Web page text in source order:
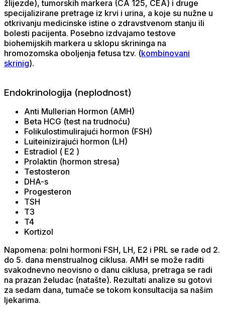
žlijezde), tumorskih markera (CA 125, CEA) i druge
specijalizirane pretrage iz krvi i urina, a koje su nužne u
otkrivanju medicinske istine o zdravstvenom stanju ili
bolesti pacijenta. Posebno izdvajamo testove
biohemijskih markera u sklopu skrininga na
hromozomska oboljenja fetusa tzv. (kombinovani
skrinig).
Endokrinologija (neplodnost)
Anti Mullerian Hormon (AMH)
Beta HCG (test na trudnoću)
Folikulostimulirajući hormon (FSH)
Luiteinizirajući hormon (LH)
Estradiol ( E2 )
Prolaktin (hormon stresa)
Testosteron
DHA-s
Progesteron
TSH
T3
T4
Kortizol
Napomena: polni hormoni FSH, LH, E2 i PRL se rade od 2.
do 5. dana menstrualnog ciklusa. AMH se može raditi
svakodnevno neovisno o danu ciklusa, pretraga se radi
na prazan želudac (natašte). Rezultati analize su gotovi
za sedam dana, tumače se tokom konsultacija sa našim
ljekarima.